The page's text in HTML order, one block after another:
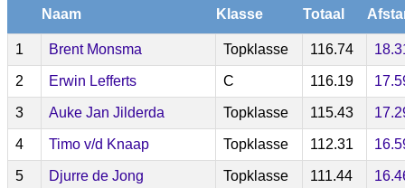
Naam Klasse Totaal
1 Brent Monsma Topklasse 116.74
2 Erwin Lefferts C 116.19
3 Auke Jan Jilderda Topklasse 115.43
4 Timo v/d Knaap Topklasse 112.31
5 Djurre de Jong Topklasse 111.44